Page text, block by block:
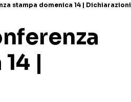
stampa domenica 14 | Dichiarazioni
|